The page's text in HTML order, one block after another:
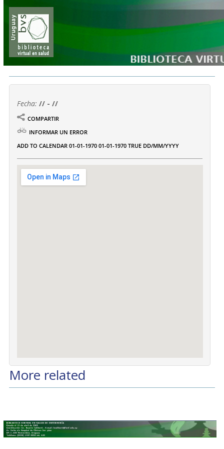
Fecha: // - //
COMPARTIR
INFORMAR UN ERROR
ADD TO CALENDAR 01-01-1970 01-01-1970 TRUE DD/MM/YYYY
More related